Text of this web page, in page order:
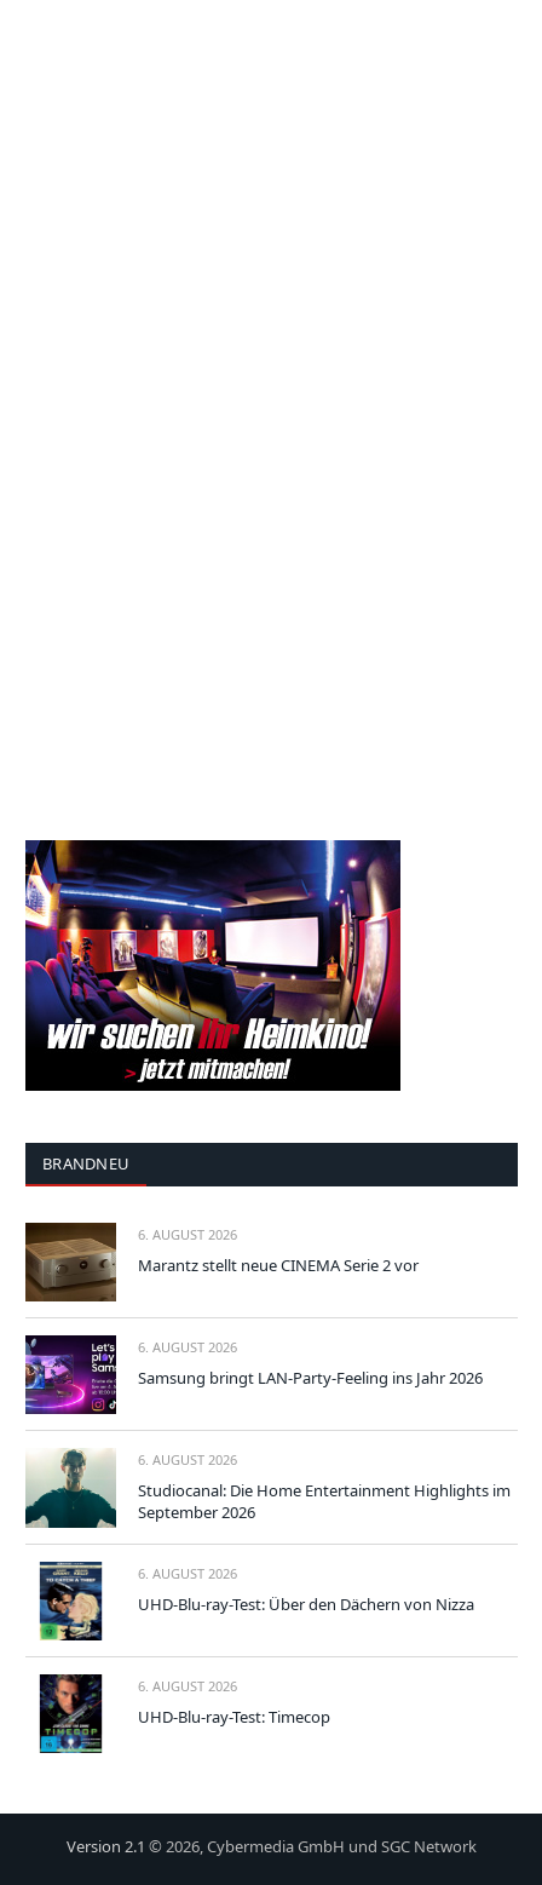
BRANDNEU
6. AUGUST 2026
Marantz stellt neue CINEMA Serie 2 vor
6. AUGUST 2026
Samsung bringt LAN-Party-Feeling ins Jahr 2026
6. AUGUST 2026
Studiocanal: Die Home Entertainment Highlights im
September 2026
6. AUGUST 2026
UHD-Blu-ray-Test: Über den Dächern von Nizza
6. AUGUST 2026
UHD-Blu-ray-Test: Timecop
Version 2.1 © 2026, Cybermedia GmbH und SGC Network